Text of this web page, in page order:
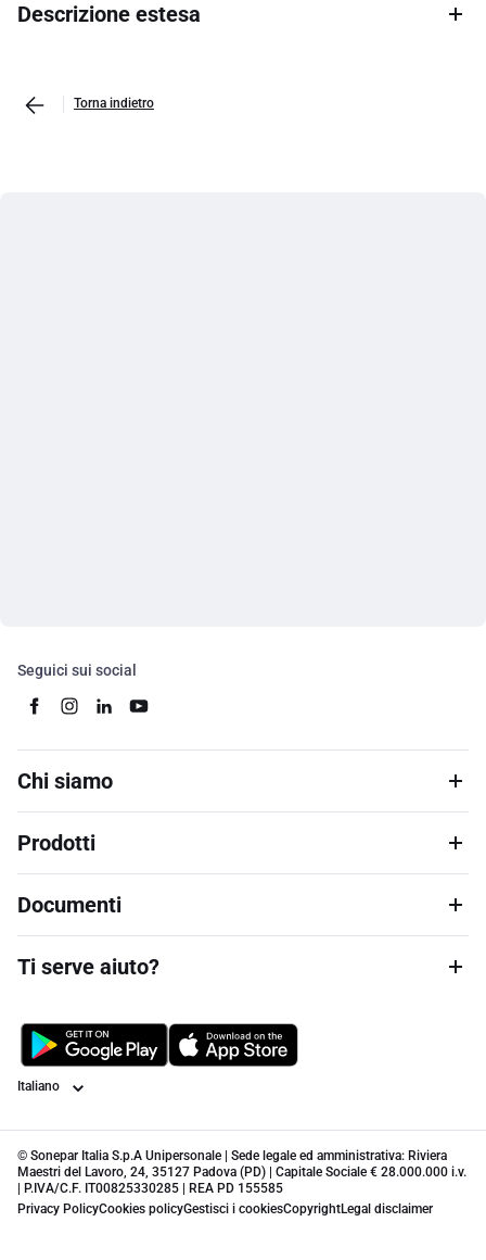
Descrizione estesa
Torna indietro
Seguici sui social
Chi siamo
Prodotti
Documenti
Ti serve aiuto?
Lingua
© Sonepar Italia S.p.A Unipersonale | Sede legale ed amministrativa: Riviera
Maestri del Lavoro, 24, 35127 Padova (PD) | Capitale Sociale € 28.000.000 i.v.
| P.IVA/C.F. IT00825330285 | REA PD 155585
Privacy PolicyCookies policyGestisci i cookiesCopyrightLegal disclaimer